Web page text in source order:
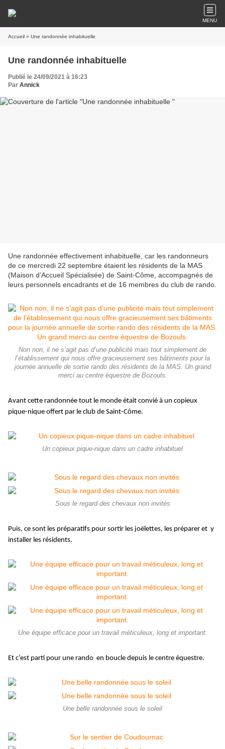
MENU
Accueil » Une randonnée inhabituelle
Une randonnée inhabituelle
Publié le 24/09/2021 à 16:23
Par Annick
Une randonnée effectivement inhabituelle, car les randonneurs
de ce mercredi 22 septembre étaient les résidents de la MAS
(Maison d’Accueil Spécialisée) de Saint-Côme, accompagnés de
leurs personnels encadrants et de 16 membres du club de rando.
Non non, il ne s’agit pas d’une publicité mais tout simplement de
l’établissement qui nous offre gracieusement ses bâtiments pour la
journée annuelle de sortie rando des résidents de la MAS. Un grand
merci au centre équestre de Bozouls.
Avant cette randonnée tout le monde était convié à un copieux
pique-nique offert par le club de Saint-Côme.
Un copieux pique-nique dans un cadre inhabituel
Sous le regard des chevaux non invités
Puis, ce sont les préparatifs pour sortir les joëlettes, les préparer et y
installer les résidents.
Une équipe efficace pour un travail méticuleux, long et important.
Et c’est parti pour une rando en boucle depuis le centre équestre.
Une belle randonnée sous le soleil